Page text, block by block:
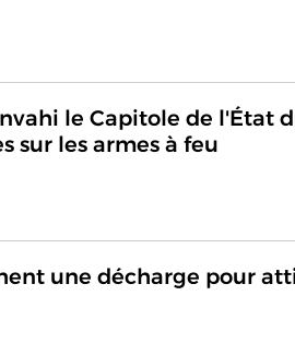
le Capitole de l'État
sur les armes à feu
une décharge pour